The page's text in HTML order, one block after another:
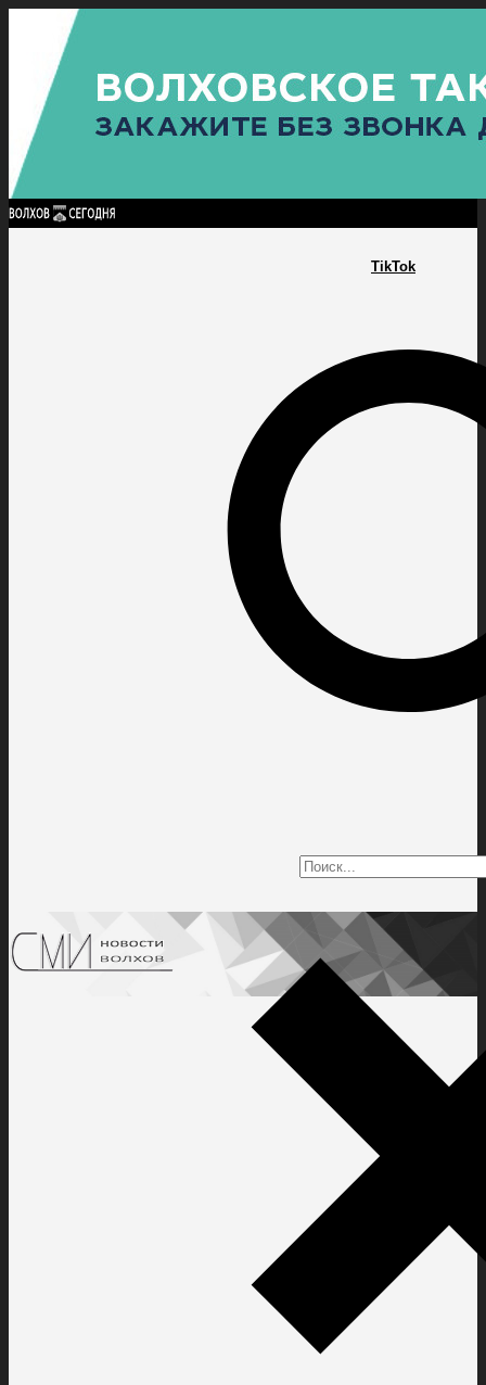
TikTok
Найти:
ГЛАВНАЯ ПОЛИТИКАПРОИСШЕСТВИЯ ПРОКУРАТУРАСПОРТ
ПОЛИТИКА
КУЛЬТУРА
ПОСЕЛЕНИЯ